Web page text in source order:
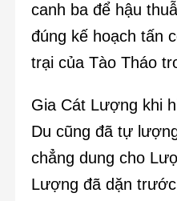
canh ba để hậu
đúng kế hoạch tấn
trại của Tào Tháo
Gia Cát Lượng khi
Du cũng đã tự
chẳng dung cho
Lượng đã dặn